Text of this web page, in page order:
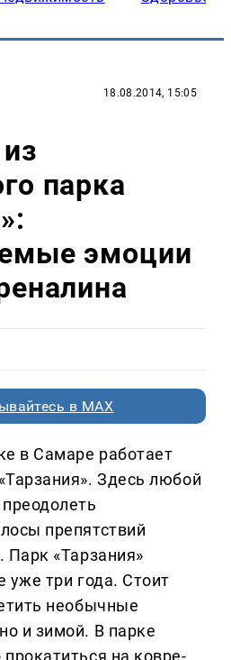
18.08.2014, 15:05
парка
эмоции
в MAX
в Самаре работает
Здесь любой
препятствий
Парк «Тарзания»
уже три года. Стоит
необычные
и зимой. В парке
на ковре-